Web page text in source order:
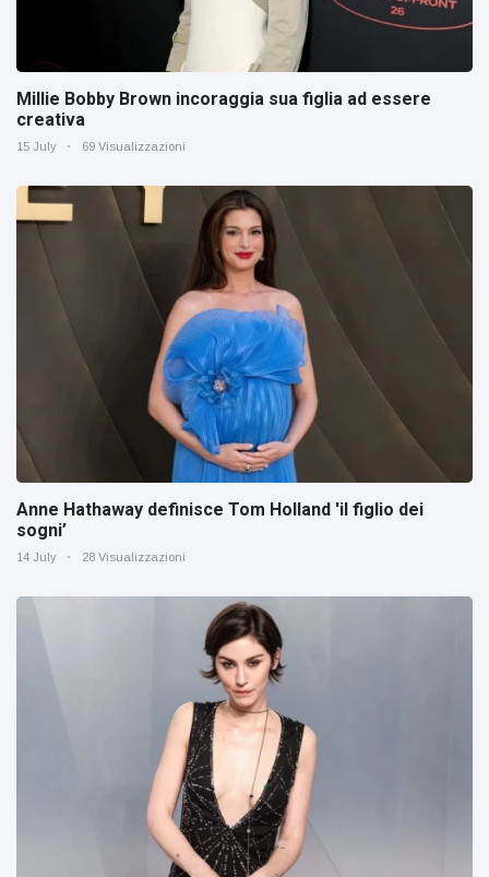
Millie Bobby Brown incoraggia sua figlia ad essere
creativa
15 July 69 Visualizzazioni
Anne Hathaway definisce Tom Holland 'il figlio dei
sogni’
14 July 28 Visualizzazioni